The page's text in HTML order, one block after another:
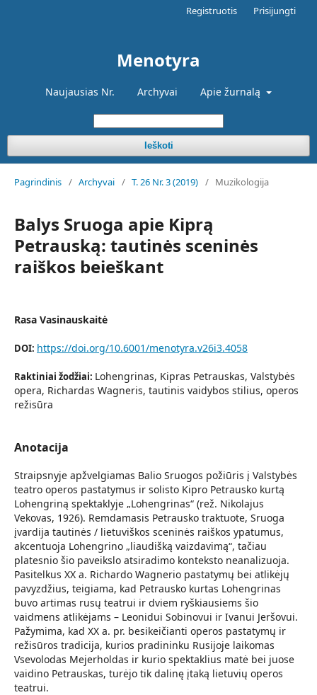
Menotyra
Naujausias Nr. Archyvai Apie žurnalą
Ieškoti
Registruotis Prisijungti
Pagrindinis / Archyvai / T. 26 Nr. 3 (2019) / Muzikologija
Balys Sruoga apie Kiprą
Petrauską: tautinės sceninės
raiškos beieškant
Rasa Vasinauskaitė
DOI: https://doi.org/10.6001/menotyra.v26i3.4058
Raktiniai žodžiai: Lohengrinas, Kipras Petrauskas, Valstybės
opera, Richardas Wagneris, tautinis vaidybos stilius, operos
režisūra
Anotacija
Straipsnyje apžvelgiamas Balio Sruogos požiūris į Valstybės
teatro operos pastatymus ir solisto Kipro Petrausko kurtą
Lohengriną spektaklyje „Lohengrinas“ (rež. Nikolajus
Vekovas, 1926). Remdamasis Petrausko traktuote, Sruoga
įvardija tautinės / lietuviškos sceninės raiškos ypatumus,
akcentuoja Lohengrino „liaudišką vaizdavimą“, tačiau
platesnio šio paveikslo atsiradimo konteksto neanalizuoja.
Pasitelkus XX a. Richardo Wagnerio pastatymų bei atlikėjų
pavyzdžius, teigiama, kad Petrausko kurtas Lohengrinas
buvo artimas rusų teatrui ir dviem ryškiausiems šio
vaidmens atlikėjams – Leonidui Sobinovui ir Ivanui Jeršovui.
Pažymima, kad XX a. pr. besikeičianti operos pastatymų ir
režisūros tradicija, kurios pradininku Rusijoje laikomas
Vsevolodas Mejerholdas ir kurio spektaklius matė bei juose
vaidino Petrauskas, turėjo tik dalinę įtaką lietuvių operos
teatrui.